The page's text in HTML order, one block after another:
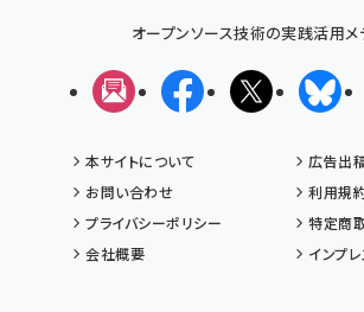
オープンソース技術の実践活用メ
メルマガFacebookX(エックス)
本サイトについて
広告出
お問い合わせ
利用規
プライバシーポリシー
特定商
会社概要
インプ